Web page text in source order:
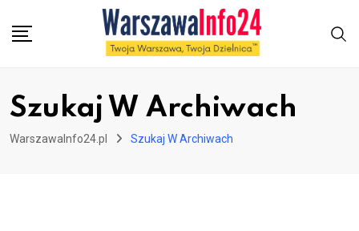
Szukaj W Archiwach
WarszawaInfo24.pl Szukaj W Archiwach